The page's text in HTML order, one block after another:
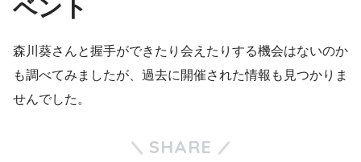
ベント
森川葵さんと握手ができたり会えたりする機会はないのか
も調べてみましたが、過去に開催された情報も見つかりま
せんでした。
SHARE